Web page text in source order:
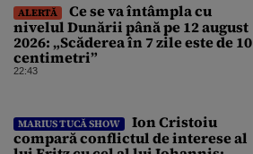
ALERTĂ
Ce se va întâmpla cu
nivelul Dunării până pe 12 august
2026: „Scăderea în 7 zile este de 10
centimetri”
22:43
MARIUS TUCĂ SHOW
Ion Cristoiu
compară conflictul de interese al